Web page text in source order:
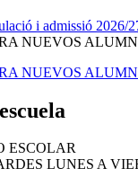
i admissió 2026/
NUEVOS
NUEVOS
ESCOLAR
LUNES A